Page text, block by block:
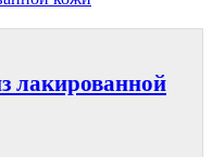
лакированной